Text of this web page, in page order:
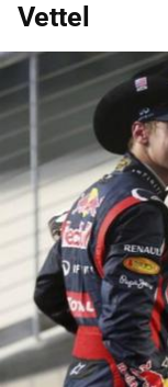
Vettel